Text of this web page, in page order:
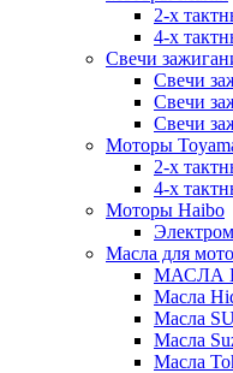
2-х
4-х
Свечи
Свечи
Свечи
Свечи
Моторы
2-х
4-х
Моторы Haibo
Масла для
МАСЛА
Масла
Масла
Масла
Масла